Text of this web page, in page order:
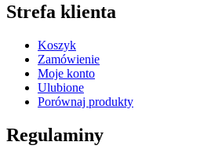
Strefa klienta
Koszyk
Zamówienie
Moje konto
Ulubione
Porównaj produkty
Regulaminy